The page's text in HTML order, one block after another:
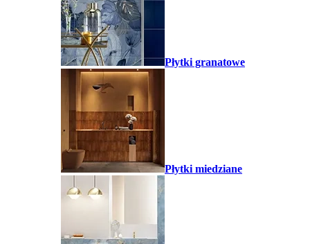
Płytki granatowe
Płytki miedziane